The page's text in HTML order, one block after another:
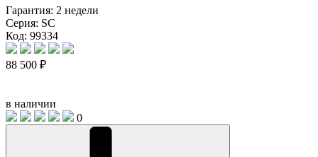
Гарантия: 2 недели
Серия: SC
Код: 99334
88 500 ₽
в наличии
0